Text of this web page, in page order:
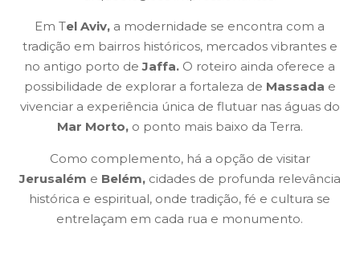
Em Tel Aviv, a modernidade se encontra com a
tradição em bairros históricos, mercados vibrantes e
no antigo porto deJaffa. O roteiro ainda oferece a
possibilidade de explorar a fortaleza de Massada e
vivenciar a experiência única de flutuar nas águas do
Mar Morto, o ponto mais baixo da Terra.
Como complemento, há a opção de visitar
Jerusalém e Belém,cidades de profunda relevância
histórica e espiritual, onde tradição, fé e cultura se
entrelaçam em cada rua e monumento.